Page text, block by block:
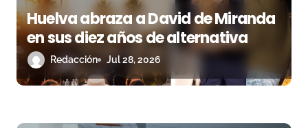
e
n
t
Huelva abraza a David de Miranda
en sus diez años de alternativa
Redacción Jul 28, 2026